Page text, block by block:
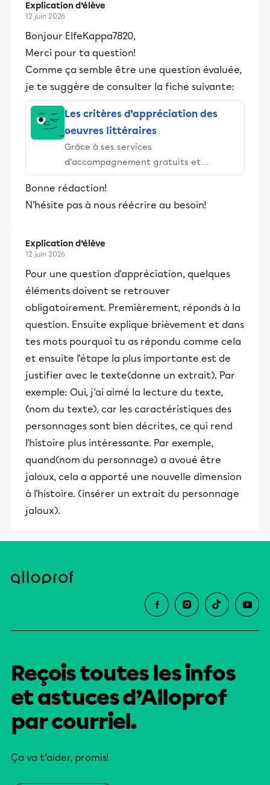
Explication d’élève
12 juin 2026
Bonjour ElfeKappa7820,
Merci pour ta question!
Comme ça semble être une question évaluée,
je te suggère de consulter la fiche suivante:
Les critères d’appréciation des
oeuvres littéraires
Grâce à ses services
d’accompagnement gratuits et
stimulants, Alloprof engage les élèves
et leurs parents dans la réussite
éducative.
Bonne rédaction!
N'hésite pas à nous réécrire au besoin!
Explication d’élève
12 juin 2026
Pour une question d'appréciation, quelques
éléments doivent se retrouver
obligatoirement. Premièrement, réponds à la
question. Ensuite explique brièvement et dans
tes mots pourquoi tu as répondu comme cela
et ensuite l'étape la plus importante est de
justifier avec le texte(donne un extrait). Par
exemple: Oui, j'ai aimé la lecture du texte,
(nom du texte), car les caractéristiques des
personnages sont bien décrites, ce qui rend
l'histoire plus intéressante. Par exemple,
quand(nom du personnage) a avoué être
jaloux, cela a apporté une nouvelle dimension
à l'histoire. (insérer un extrait du personnage
jaloux).
Reçois toutes les infos
et astuces d’Alloprof
par courriel.
Ça va t’aider, promis!